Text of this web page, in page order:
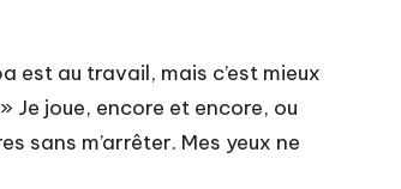
est au travail, mais c’est mieux
Je joue, encore et encore, ou
sans m’arrêter. Mes yeux ne